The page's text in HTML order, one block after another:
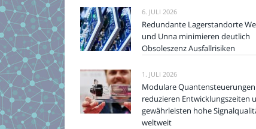
6. JULI 2026
Redundante Lagerstandorte
und Unna minimieren deutlich
Obsoleszenz Ausfallrisiken
1. JULI 2026
Modulare Quantensteuerungen
reduzieren Entwicklungszeiten
gewährleisten hohe
weltweit